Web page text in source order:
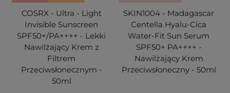
COSRX - Ultra - Light
Invisible Sunscreen
SPF50+/PA++++ - Lekki
Nawilżający Krem z
Filtrem
Przeciwsłonecznym -
50ml
SKIN1004 - Madagascar
Centella Hyalu-Cica
Water-Fit Sun Serum
SPF50+ PA++++ -
Nawilżający Krem
Przeciwsłoneczny - 50ml